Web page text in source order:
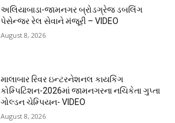
અલિયાબાડા-જામનગર બ્રોડગ્રેજ ડબલિંગ
પેસેન્જર રેલ સેવાને મંજૂરી – VIDEO
August 8, 2026
માલાબાર રિવર ઇન્ટરનેશનલ કાયકિંગ
કોમ્પિટિશન-2026માં જામનગરના નચિકેતા ગુપ્તા
ગોલ્ડન ચેમ્પિયન- VIDEO
August 8, 2026